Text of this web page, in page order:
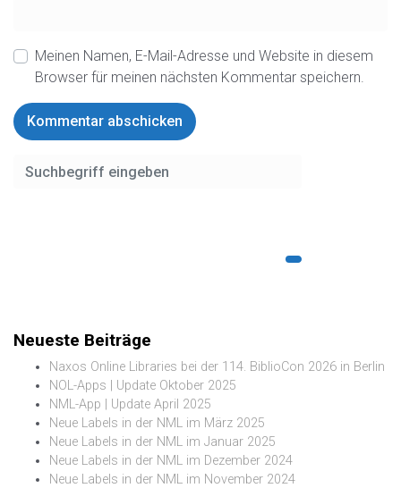
Meinen Namen, E-Mail-Adresse und Website in diesem
Browser für meinen nächsten Kommentar speichern.
Neueste Beiträge
Naxos Online Libraries bei der 114. BiblioCon 2026 in Berlin
NOL-Apps | Update Oktober 2025
NML-App | Update April 2025
Neue Labels in der NML im März 2025
Neue Labels in der NML im Januar 2025
Neue Labels in der NML im Dezember 2024
Neue Labels in der NML im November 2024